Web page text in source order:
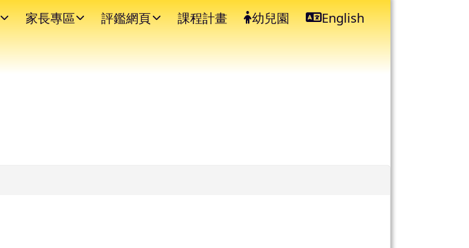
⏸
家長專區 評鑑網頁 課程計畫 幼兒園 English